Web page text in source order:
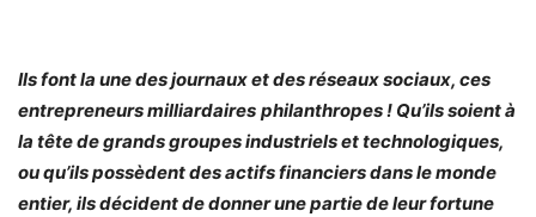
Ils font la une des journaux et des réseaux sociaux, ces
entrepreneurs milliardaires philanthropes ! Qu’ils soient à
la tête de grands groupes industriels et technologiques,
ou qu’ils possèdent des actifs financiers dans le monde
entier, ils décident de donner une partie de leur fortune